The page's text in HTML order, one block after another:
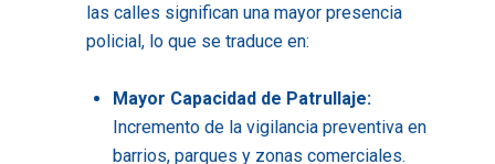
las calles significan una mayor presencia
policial, lo que se traduce en:
Mayor Capacidad de Patrullaje:
Incremento de la vigilancia preventiva en
barrios, parques y zonas comerciales.